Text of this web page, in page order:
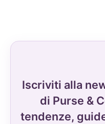
Iscriviti alla
di Purse &
tendenze,